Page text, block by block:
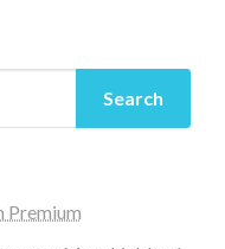
Search
Premium